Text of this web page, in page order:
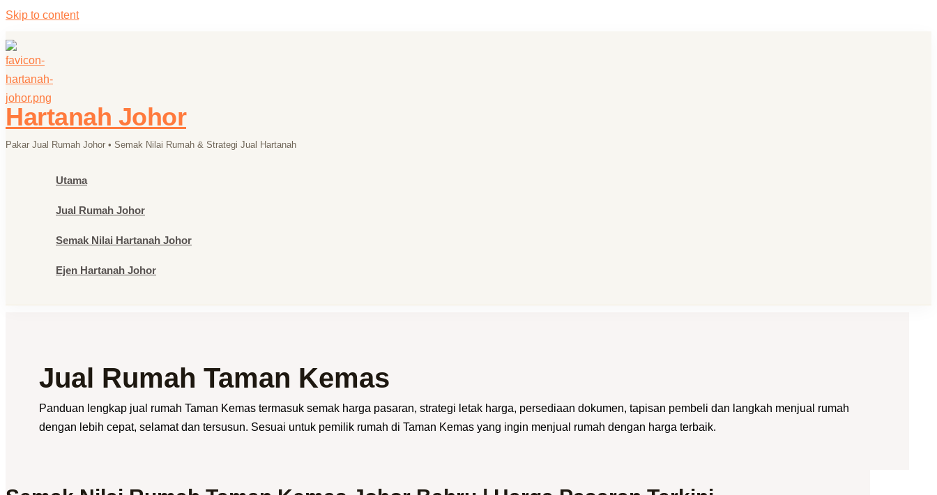
Skip to content
Hartanah Johor
Pakar Jual Rumah Johor • Semak Nilai Rumah & Strategi Jual Hartanah
Utama
Jual Rumah Johor
Semak Nilai Hartanah Johor
Ejen Hartanah Johor
Jual Rumah Taman Kemas
Panduan lengkap jual rumah Taman Kemas termasuk semak harga pasaran, strategi letak harga, persediaan dokumen, tapisan pembeli dan langkah menjual rumah
dengan lebih cepat, selamat dan tersusun. Sesuai untuk pemilik rumah di Taman Kemas yang ingin menjual rumah dengan harga terbaik.